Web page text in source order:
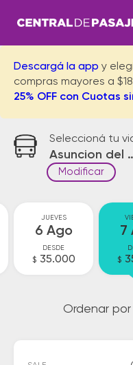
Descargá la app y
compras mayores a
25% OFF con Cuotas
Seleccioná tu
Modificar
JUEVES
6 Ago
DESDE
$ 35.000
7
$
Ordenar por